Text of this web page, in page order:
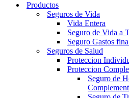
Productos
Seguros de Vida
Vida Entera
Seguro de Vida a
Seguro Gastos
Seguros de Salud
Proteccion
Proteccion
Seguro de